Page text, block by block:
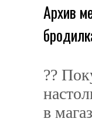
Архив
??
в